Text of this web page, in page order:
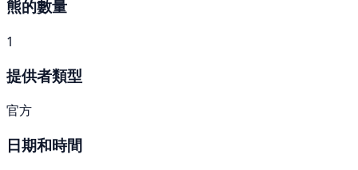
熊的數量
1
提供者類型
官方
日期和時間